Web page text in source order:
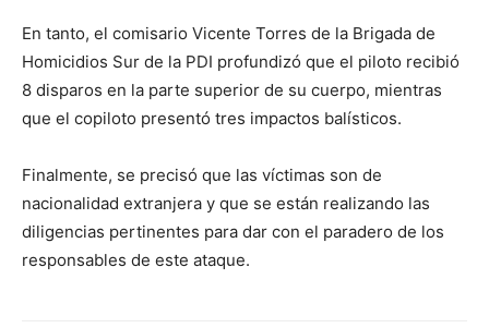
En tanto, el comisario Vicente Torres de la Brigada de
Homicidios Sur de la PDI profundizó que el piloto recibió
8 disparos en la parte superior de su cuerpo, mientras
que el copiloto presentó tres impactos balísticos.
Finalmente, se precisó que las víctimas son de
nacionalidad extranjera y que se están realizando las
diligencias pertinentes para dar con el paradero de los
responsables de este ataque.